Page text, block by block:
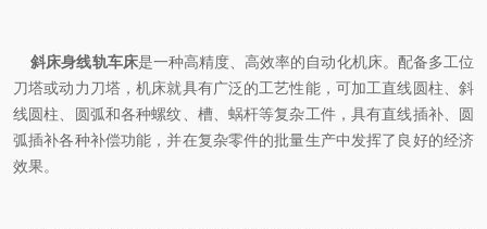
斜床身线轨车床是一种高精度、高效率的自动化机床。配备多工位
刀塔或动力刀塔，机床就具有广泛的工艺性能，可加工直线圆柱、斜
线圆柱、圆弧和各种螺纹、槽、蜗杆等复杂工件，具有直线插补、圆
弧插补各种补偿功能，并在复杂零件的批量生产中发挥了良好的经济
效果。